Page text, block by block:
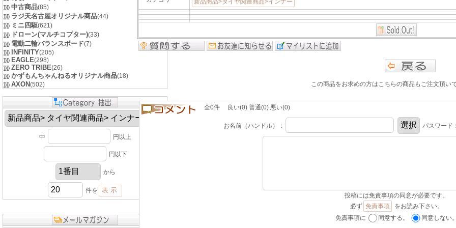
中古商品(85)
ラジ天名古屋オリジナル商品(44)
ミニ四駆(621)
ドローン(マルチコプター)(33)
電動二輪バランスボード(7)
INFINITY(205)
EAGLE(298)
ZERO TRIBE(26)
かずもんちゃんねるオリジナル商品(18)
AXON(502)
中 円以上
円以下
から
件を
新品商品>タイヤ関連商品>インナー
この商品をお求めの方はこちらの商品もご注文頂い
全0件 良い(0) 普通(0) 悪い(0)
お名前（ハンドル）： パスワード：
投稿には免責事項の同意が必要です。
必ず 免責事項
をお読み下さい。
免責事項に
同意する。 同意しない。